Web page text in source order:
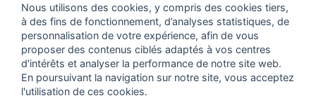
Partenaires
Zone Annonces Gratuites
Locations vacances entre particuliers
Ruedesvacances
Nous utilisons des cookies, y compris des cookies tiers,
à des fins de fonctionnement, d’analyses statistiques, de
personnalisation de votre expérience, afin de vous
proposer des contenus ciblés adaptés à vos centres
d’intérêts et analyser la performance de notre site web.
En poursuivant la navigation sur notre site, vous acceptez
l'utilisation de ces cookies.